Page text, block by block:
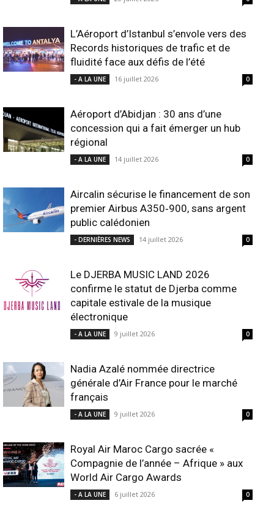
L’Aéroport d’Istanbul s’envole vers des
Records historiques de trafic et de
fluidité face aux défis de l’été
- A LA UNE 16 juillet 2026 0
Aéroport d’Abidjan : 30 ans d’une
concession qui a fait émerger un hub
régional
- A LA UNE 14 juillet 2026 0
Aircalin sécurise le financement de son
premier Airbus A350‑900, sans argent
public calédonien
- DERNIÈRES NEWS 14 juillet 2026 0
Le DJERBA MUSIC LAND 2026
confirme le statut de Djerba comme
capitale estivale de la musique
électronique
- A LA UNE 9 juillet 2026 0
Nadia Azalé nommée directrice
générale d’Air France pour le marché
français
- A LA UNE 9 juillet 2026 0
Royal Air Maroc Cargo sacrée «
Compagnie de l’année – Afrique » aux
World Air Cargo Awards
- A LA UNE 6 juillet 2026 0